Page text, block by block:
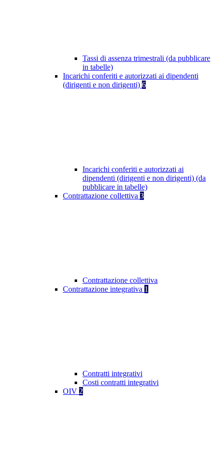
Tassi di assenza trimestrali (da pubblicare
in tabelle)
Incarichi conferiti e autorizzati ai dipendenti
(dirigenti e non dirigenti) 6
Incarichi conferiti e autorizzati ai
dipendenti (dirigenti e non dirigenti) (da
pubblicare in tabelle)
Contrattazione collettiva 3
Contrattazione collettiva
Contrattazione integrativa 1
Contratti integrativi
Costi contratti integrativi
OIV 2